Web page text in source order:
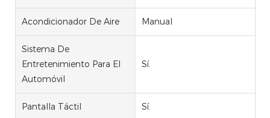
Acondicionador De Aire Manual
Sistema De
Entretenimiento Para El
Automóvil
Sí.
Pantalla Táctil Sí.